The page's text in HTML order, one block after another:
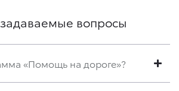
вопросы
«Помощь на дороге»?